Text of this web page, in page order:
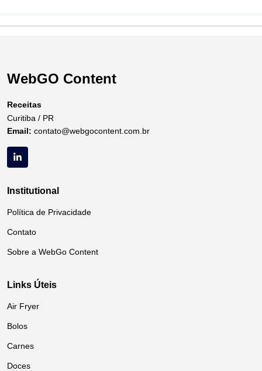
WebGO Content
Receitas
Curitiba / PR
Email: contato@webgocontent.com.br
Institutional
Política de Privacidade
Contato
Sobre a WebGo Content
Links Úteis
Air Fryer
Bolos
Carnes
Doces